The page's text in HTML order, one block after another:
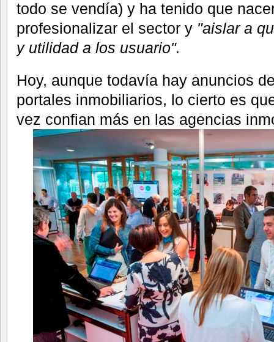
todo se vendía) y ha tenido que
profesionalizar el sector y "aislar a
y utilidad a los usuario".
Hoy, aunque todavía hay anuncios
portales inmobiliarios, lo cierto es
vez confian más en las agencias